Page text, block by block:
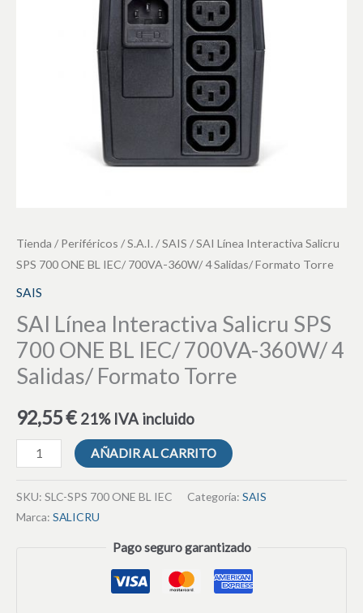
Tienda /Periféricos /S.A.I. /SAIS / SAI Línea Interactiva Salicru
SPS 700 ONE BL IEC/ 700VA-360W/ 4 Salidas/ Formato Torre
SAIS
SAI Línea Interactiva Salicru SPS
700 ONE BL IEC/ 700VA-360W/ 4
Salidas/ Formato Torre
92,55€ 21% IVA incluido
AÑADIR AL CARRITO
SKU: SLC-SPS 700 ONE BL IEC Categoría: SAIS
Marca: SALICRU
Pago seguro garantizado